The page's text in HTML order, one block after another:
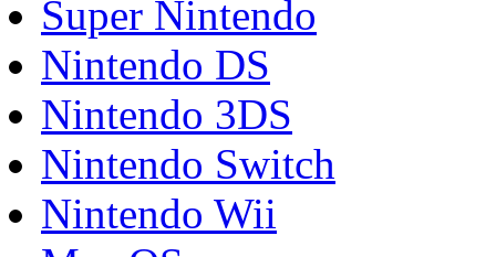
Super Nintendo
Nintendo DS
Nintendo 3DS
Nintendo Switch
Nintendo Wii